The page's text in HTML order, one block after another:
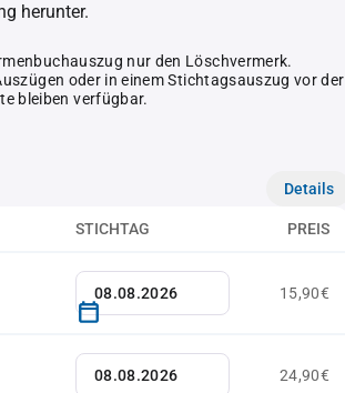
herunter.
nur den Löschvermerk.
oder in einem Stichtagsauszug vor der
bleiben verfügbar.
Details
STICHTAG PREIS
15,90€
24,90€